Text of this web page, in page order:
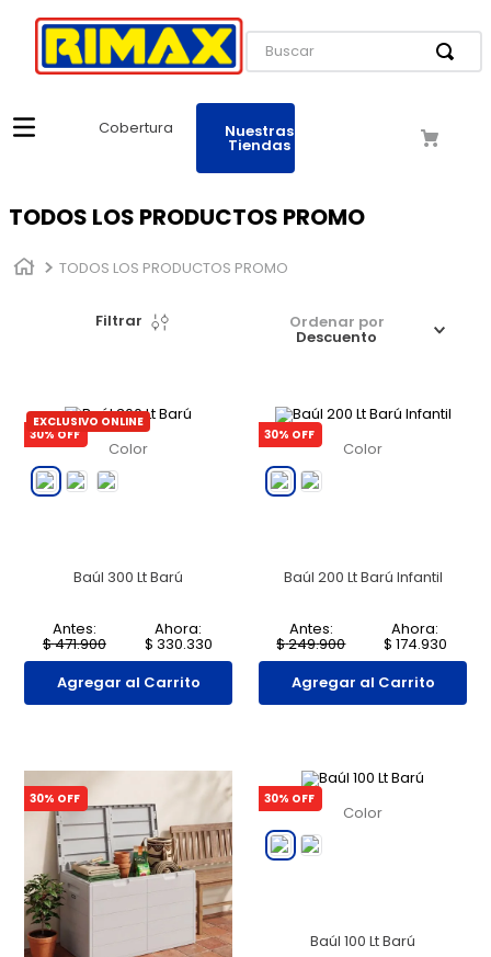
Buscar
Cobertura Nuestras
Tiendas
TODOS LOS PRODUCTOS PROMO
TODOS LOS PRODUCTOS PROMO
Filtrar Ordenar por
Descuento
30% OFF
EXCLUSIVO ONLINE
Color
Baúl 300 Lt Barú
Antes:
$471.900
Ahora:
$ 330.330
Agregar al Carrito
30% OFF
Color
Baúl 200 Lt Barú Infantil
Antes:
$249.900
Ahora:
$ 174.930
Agregar al Carrito
30% OFF 30% OFF
Color
Baúl 100 Lt Barú